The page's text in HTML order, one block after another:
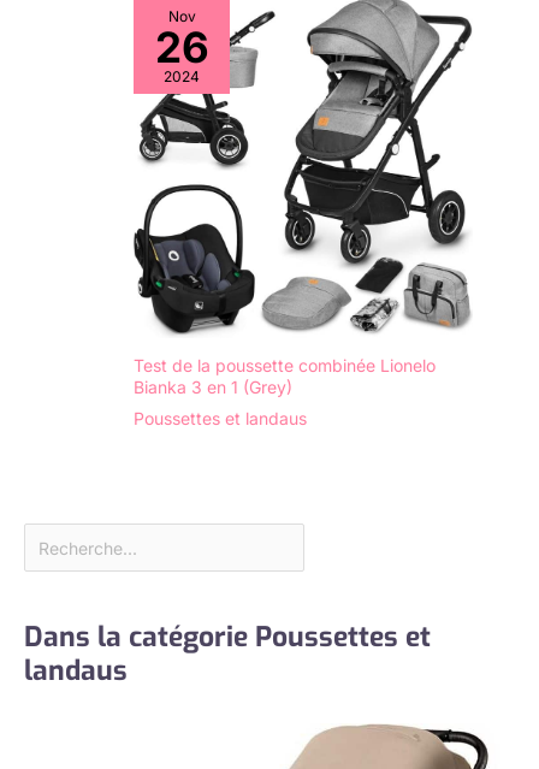
Nov
26
2024
Test de la poussette combinée Lionelo
Bianka 3 en 1 (Grey)
Poussettes et landaus
Dans la catégorie Poussettes et
landaus